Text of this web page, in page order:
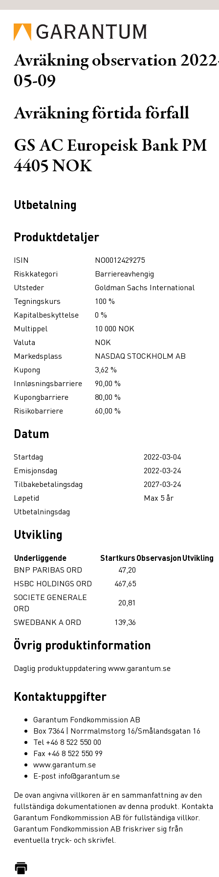
Avräkning observation
05-09
Avräkning förtida förfall
GS AC Europeisk Bank PM
4405 NOK
Utbetalning
Produktdetaljer
ISIN
NO0012429275
Riskkategori
Barriereavhengig
Utsteder
Goldman Sachs International
Tegningskurs
100 %
Kapitalbeskyttelse
0 %
Multippel
10 000 NOK
Valuta
NOK
Markedsplass
NASDAQ STOCKHOLM AB
Kupong
3,62 %
Innløsningsbarriere
90,00 %
Kupongbarriere
80,00 %
Risikobarriere
60,00 %
Datum
Startdag
2022-03-04
Emisjonsdag
2022-03-24
Tilbakebetalingsdag
2027-03-24
Løpetid
Max 5 år
Utbetalningsdag
Utvikling
Underliggende StartkursObservasjonUtvikling
BNP PARIBAS ORD
47,20
HSBC HOLDINGS ORD
467,65
SOCIETE GENERALE
ORD
20,81
SWEDBANK A ORD
139,36
Övrig produktinformation
Daglig produktuppdatering www.garantum.se
Kontaktuppgifter
Garantum Fondkommission AB
Box 7364 | Norrmalmstorg 16/Smålandsgatan 16
Tel +46 8 522 550 00
Fax +46 8 522 550 99
www.garantum.se
E-post info@garantum.se
De ovan angivna villkoren är en sammanfattning av den
fullständiga dokumentationen av denna produkt. Kontakta
Garantum Fondkommission AB för fullständiga villkor.
Garantum Fondkommission AB friskriver sig från
eventuella tryck- och skrivfel.